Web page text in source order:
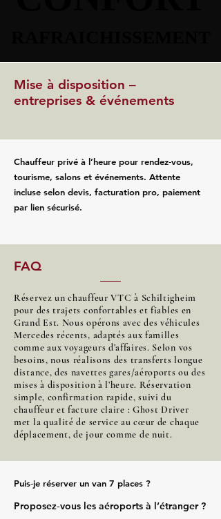
Mise à disposition –
entreprises & événements
Chauffeur privé à l’heure pour rendez‑vous,
tourisme, salons et événements. Attente
incluse selon devis, facturation pro, paiement
par lien sécurisé.
FAQ
Réservez un chauffeur VTC à Schiltigheim
pour des trajets confortables et fiables en
Grand Est. Nous opérons avec des véhicules
Mercedes récents, adaptés aux familles
comme aux voyageurs d’affaires. Selon vos
besoins, nous réalisons des transferts longue
distance, des navettes gares/aéroports ou des
mises à disposition à l’heure. Réservation
simple, confirmation rapide, suivi du
chauffeur et facture claire : Ghost Driver
met la qualité de service au cœur de chaque
déplacement, de jour comme de nuit.
Puis‑je réserver un van 7 places ?
Proposez‑vous les aéroports à l’étranger ?